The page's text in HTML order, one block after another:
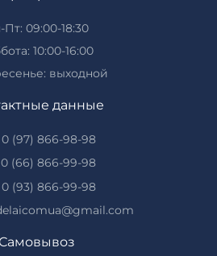
09:00-18:30
10:00-16:00
выходной
данные
0 (97) 866-98-98
0 (66) 866-99-98
0 (93) 866-99-98
Самовывоз